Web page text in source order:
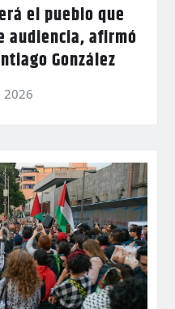
el pueblo que
audiencia, afirmó
González
2026